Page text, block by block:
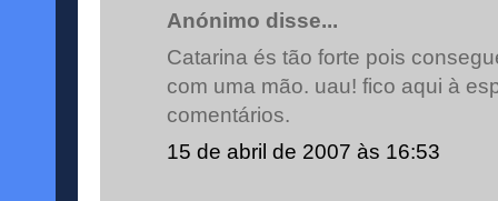
Anónimo disse...
Catarina és tão forte pois
com uma mão. uau! fico aqui à
comentários.
15 de abril de 2007 às 16:53